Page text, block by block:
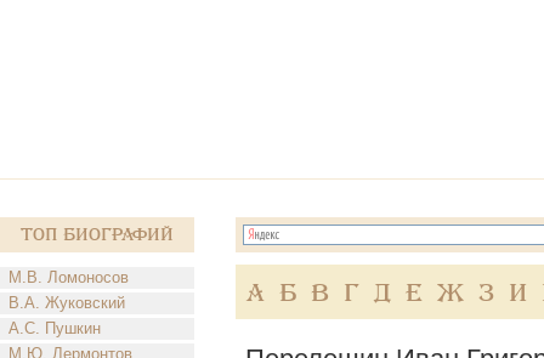
Топ Биографий
М.В. Ломоносов
В.А. Жуковский
А.С. Пушкин
М.Ю. Лермонтов
А Б В Г Д Е Ж З И